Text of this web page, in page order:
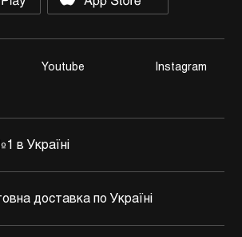
Youtube Instagram
в Україні
доставка по Україні